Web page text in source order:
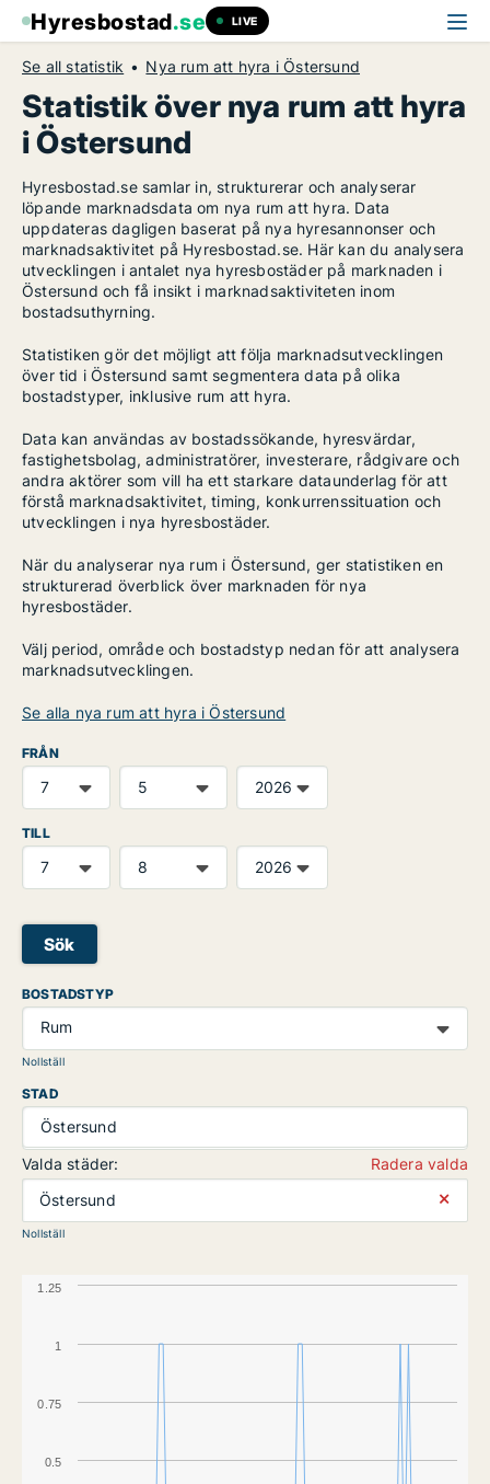
Hyresbostad.se LIVE
Se all statistik Nya rum att hyra i Östersund
Statistik över nya rum att hyra
i Östersund
Hyresbostad.se samlar in, strukturerar och analyserar
löpande marknadsdata om nya rum att hyra. Data
uppdateras dagligen baserat på nya hyresannonser och
marknadsaktivitet på Hyresbostad.se. Här kan du analysera
utvecklingen i antalet nya hyresbostäder på marknaden i
Östersund och få insikt i marknadsaktiviteten inom
bostadsuthyrning.
Statistiken gör det möjligt att följa marknadsutvecklingen
över tid i Östersund samt segmentera data på olika
bostadstyper, inklusive rum att hyra.
Data kan användas av bostadssökande, hyresvärdar,
fastighetsbolag, administratörer, investerare, rådgivare och
andra aktörer som vill ha ett starkare dataunderlag för att
förstå marknadsaktivitet, timing, konkurrenssituation och
utvecklingen i nya hyresbostäder.
När du analyserar nya rum i Östersund, ger statistiken en
strukturerad överblick över marknaden för nya
hyresbostäder.
Välj period, område och bostadstyp nedan för att analysera
marknadsutvecklingen.
Se alla nya rum att hyra i Östersund
FRÅN
TILL
Sök
BOSTADSTYP
Rum
Nollställ
STAD
Östersund
Valda städer:
Radera valda
Östersund
⨯
Nollställ
1
0.5
0.75
1.25